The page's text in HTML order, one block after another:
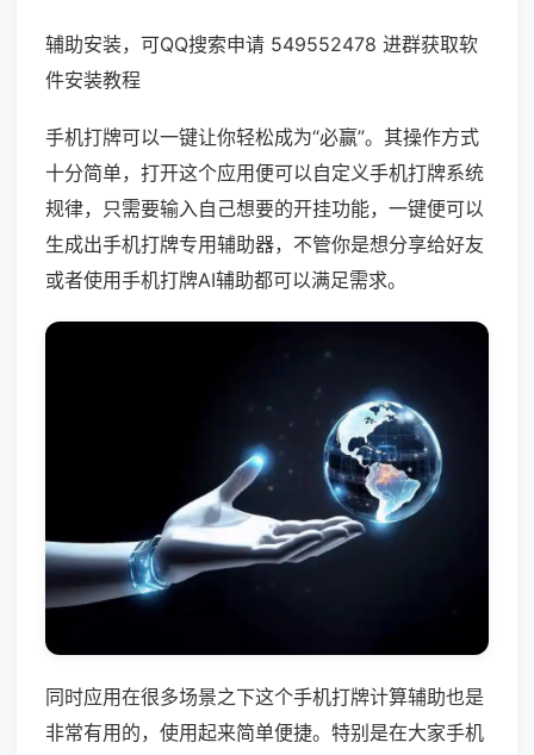
辅助安装，可QQ搜索申请 549552478 进群获取软
件安装教程
手机打牌可以一键让你轻松成为“必赢”。其操作方式
十分简单，打开这个应用便可以自定义手机打牌系统
规律，只需要输入自己想要的开挂功能，一键便可以
生成出手机打牌专用辅助器，不管你是想分享给好友
或者使用手机打牌AI辅助都可以满足需求。
同时应用在很多场景之下这个手机打牌计算辅助也是
非常有用的，使用起来简单便捷。特别是在大家手机